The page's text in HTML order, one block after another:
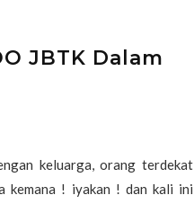
JBTK Dalam
keluarga, orang terdekat
kemana ! iyakan ! dan kali ini